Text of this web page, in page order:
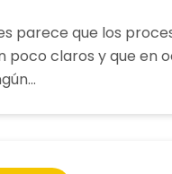
parece que los
poco claros y que en